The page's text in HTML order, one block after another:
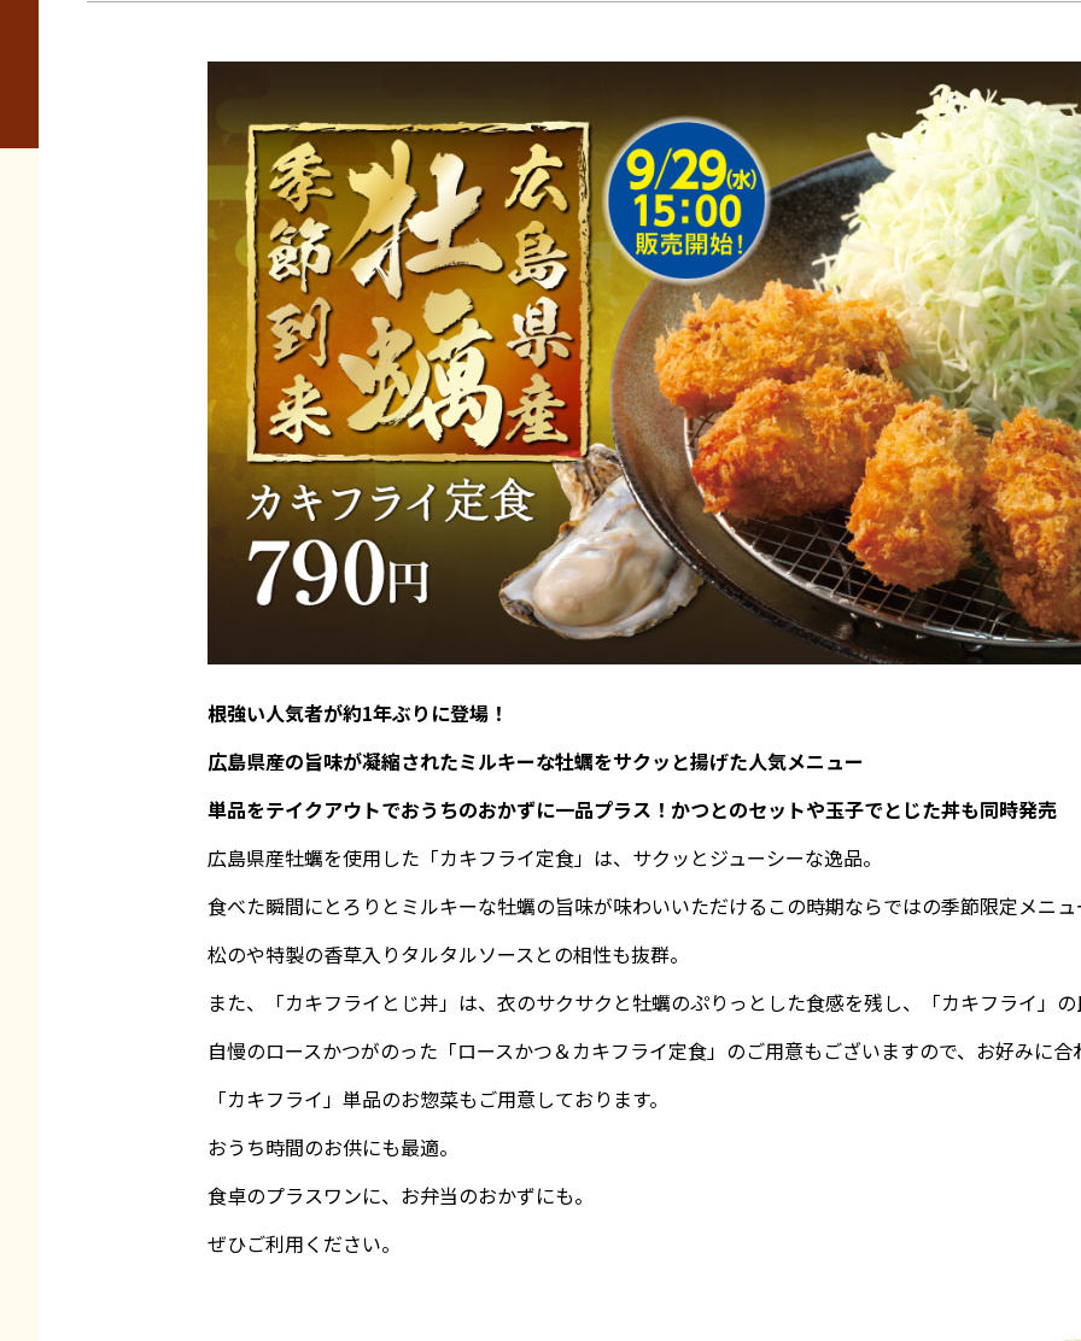
根強い人気者が約1年ぶりに登場！
広島県産の旨味が凝縮されたミルキーな牡蠣をサクッと揚げた人気メニュー
単品をテイクアウトでおうちのおかずに一品プラス！かつとのセットや玉子でとじた丼も同時発売
広島県産牡蠣を使用した「カキフライ定食」は、サクッとジューシーな逸品。
食べた瞬間にとろりとミルキーな牡蠣の旨味が味わいいただけるこの時期ならではの季節限定メニュ
松のや特製の香草入りタルタルソースとの相性も抜群。
また、「カキフライとじ丼」は、衣のサクサクと牡蠣のぷりっとした食感を残し、「カキフライ」
自慢のロースかつがのった「ロースかつ＆カキフライ定食」のご用意もございますので、お好みに
「カキフライ」単品のお惣菜もご用意しております。
おうち時間のお供にも最適。
食卓のプラスワンに、お弁当のおかずにも。
ぜひご利用ください。